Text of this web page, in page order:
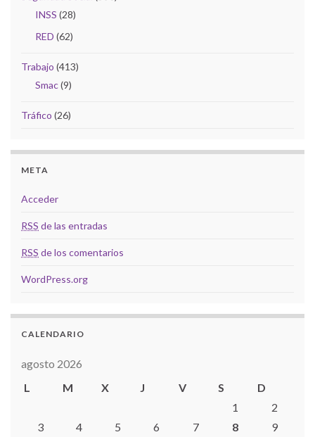
INSS (28)
RED (62)
Trabajo (413)
Smac(9)
Tráfico (26)
META
Acceder
RSS de las entradas
RSS de los comentarios
WordPress.org
CALENDARIO
agosto 2026
L
M X J V S
D
1
2
3
4 5 6 7 8 9